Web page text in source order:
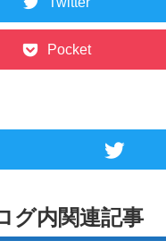
Pocket
グ内関連記事